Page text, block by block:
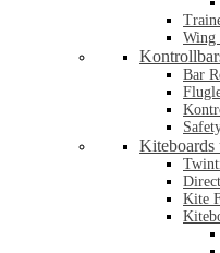
Wing
Bar
Kiteboards
Kite